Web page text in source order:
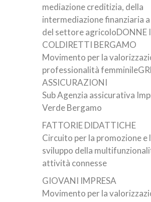
mediazione creditizia, della
intermediazione finanziaria
del settore agricoloDONNE
COLDIRETTI BERGAMO
Movimento per la
professionalità
ASSICURAZIONI
Sub Agenzia assicurativa
Verde Bergamo
FATTORIE DIDATTICHE
Circuito per la promozione e
sviluppo della
attività connesse
GIOVANI IMPRESA
Movimento per la